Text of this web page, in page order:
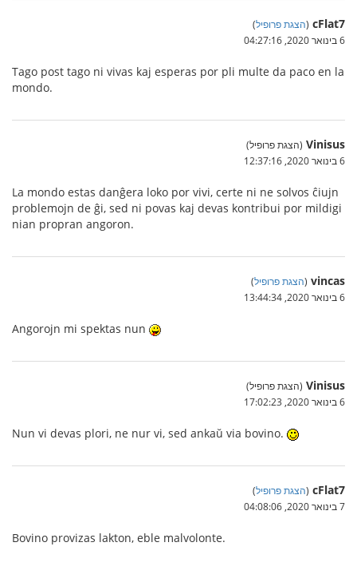
cFlat7
(הצגת פרופיל)
6 בינואר 2020, 04:27:16
Tago post tago ni vivas kaj esperas por pli multe da paco en la
mondo.
Vinisus (הצגת פרופיל)
6 בינואר 2020, 12:37:16
La mondo estas danĝera loko por vivi, certe ni ne solvos ĉiujn
problemojn de ĝi, sed ni povas kaj devas kontribui por mildigi
nian propran angoron.
vincas
(הצגת פרופיל)
6 בינואר 2020, 13:44:34
Angorojn mi spektas nun
Vinisus (הצגת פרופיל)
6 בינואר 2020, 17:02:23
Nun vi devas plori, ne nur vi, sed ankaŭ via bovino.
cFlat7
(הצגת פרופיל)
7 בינואר 2020, 04:08:06
Bovino provizas lakton, eble malvolonte.